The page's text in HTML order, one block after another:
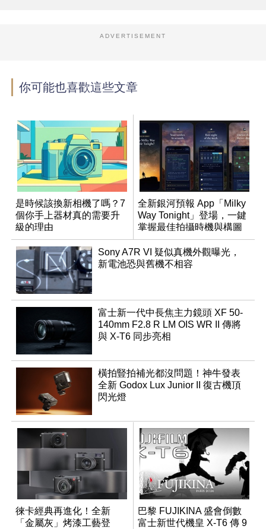
ADVERTISEMENT
你可能也喜歡這些文章
是時候該換新相機了嗎？7
個你手上器材真的需要升
級的理由
全新銀河預報 App「Milky
Way Tonight」登場，一鍵
掌握最佳拍攝時機與構圖
Sony A7R VI 疑似真機外觀曝光，
新電池恐與舊機不相容
富士新一代中長焦主力鏡頭 XF 50-
140mm F2.8 R LM OIS WR II 傳將
與 X-T6 同步亮相
橫拍豎拍補光都沒問題！神牛發表
全新 Godox Lux Junior II 復古機頂
閃光燈
徠卡經典再進化！全新
「金屬灰」烤漆工藝登
巴黎 FUJIKINA 盛會倒數
富士新世代機皇 X-T6 傳 9